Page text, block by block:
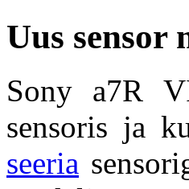
Uus
Sony a7R
sensoris ja
seeria